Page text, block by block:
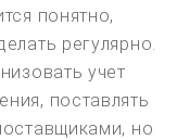
понятно,
регулярно.
учет
поставлять
но